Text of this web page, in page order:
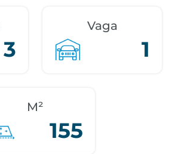
3
Vaga
1
M²
155